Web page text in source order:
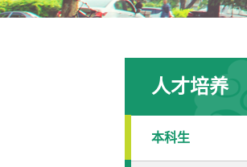
人才培养
本科生